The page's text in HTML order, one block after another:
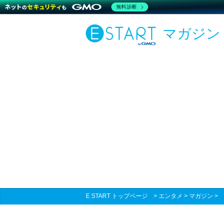
マガジン
E START トップページ > エンタメ > マガジン >
無料診断